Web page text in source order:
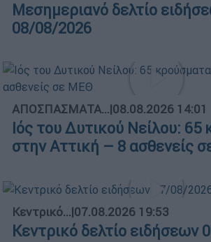
Μεσημεριανό δελτίο
08/08/2026
ΑΠΟΣΠΑΣΜΑΤΑ...|08.08.2026 14:01
Ιός του Δυτικού Νείλου:
στην Αττική – 8 ασθενείς
Κεντρικό...|07.08.2026 19:53
Κεντρικό δελτίο ειδήσεων